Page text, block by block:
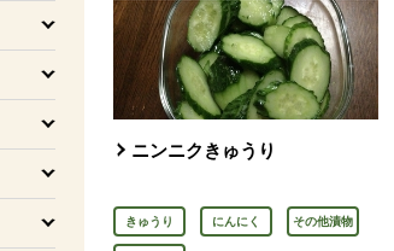
ニンニクきゅうり
きゅうり にんにく その他漬物